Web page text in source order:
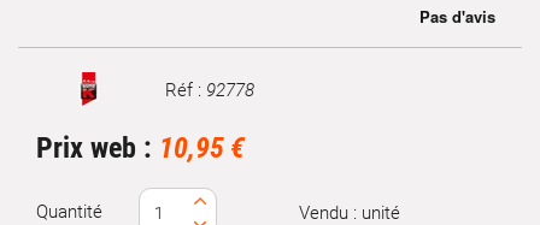
Marque Réf : 92778
Prix web : 10,95 €
Quantité Vendu : unité